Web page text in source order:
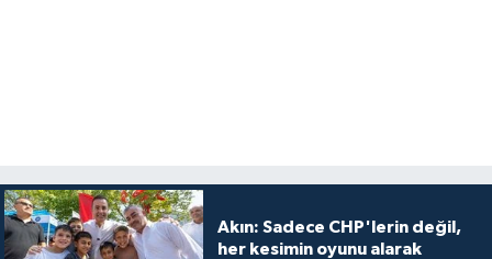
Akın: Sadece CHP'lerin değil,
her kesimin oyunu alarak